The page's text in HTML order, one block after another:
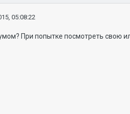
05:08:22
При попытке посмотреть свою